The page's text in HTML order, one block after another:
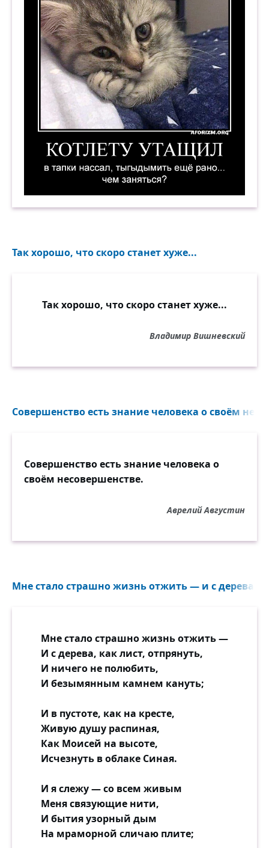
Так хорошо, что скоро станет хуже...
Так хорошо, что скоро станет хуже...
Владимир Вишневский
Совершенство есть знание человека о своём
Совершенство есть знание человека о
своём несовершенстве.
Аврелий Августин
Мне стало страшно жизнь отжить — и с дерева,
Мне стало страшно жизнь отжить —
И с дерева, как лист, отпрянуть,
И ничего не полюбить,
И безымянным камнем кануть;
И в пустоте, как на кресте,
Живую душу распиная,
Как Моисей на высоте,
Исчезнуть в облаке Синая.
И я слежу — со всем живым
Меня связующие нити,
И бытия узорный дым
На мраморной сличаю плите;